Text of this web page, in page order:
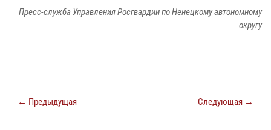
Пресс-служба Управления Росгвардии по Ненецкому автономному
округу
← Предыдущая Следующая →